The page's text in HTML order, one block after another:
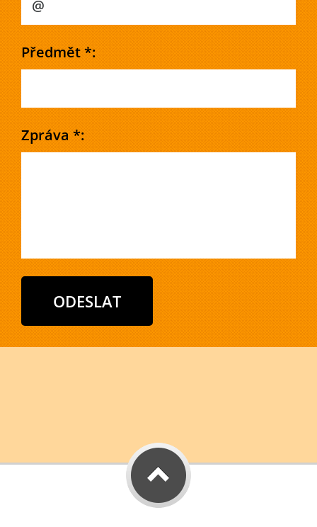
Předmět *:
Zpráva *: